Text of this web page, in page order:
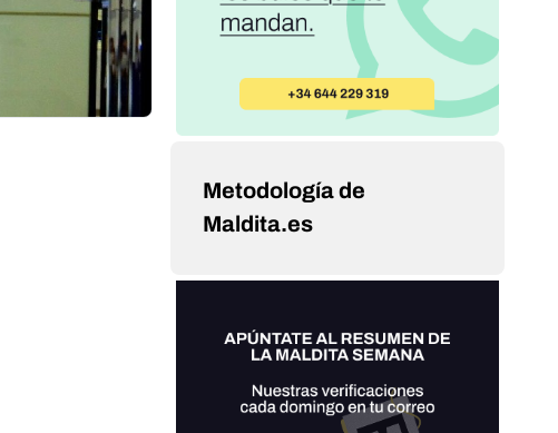
Metodología de
Maldita.es